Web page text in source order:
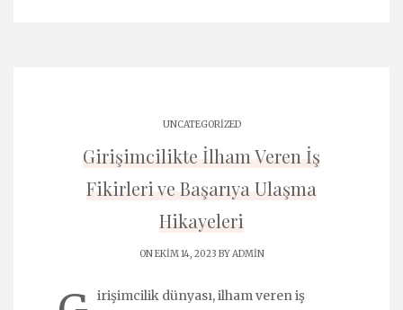
UNCATEGORIZED
Girişimcilikte İlham Veren İş
Fikirleri ve Başarıya Ulaşma
Hikayeleri
ON EKIM 14, 2023 BYADMIN
irişimcilik dünyası, ilham veren iş